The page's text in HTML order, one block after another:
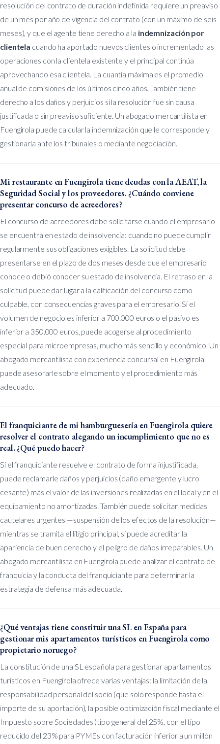
resolución del contrato de duración indefinida requiere un preaviso
de un mes por año de vigencia del contrato (con un máximo de seis
meses), y que el agente tiene derecho a la indemnización por
clientela cuando ha aportado nuevos clientes o incrementado las
operaciones con la clientela existente y el principal continúa
aprovechando esa clientela. La cuantía máxima es el promedio
anual de comisiones de los últimos cinco años. También tiene
derecho a los daños y perjuicios si la resolución fue sin causa
justificada o sin preaviso suficiente. Un abogado mercantilista en
Fuengirola puede calcular la indemnización que le corresponde y
gestionarla ante los tribunales o mediante negociación.
Mi restaurante en Fuengirola tiene deudas con la AEAT, la
Seguridad Social y los proveedores. ¿Cuándo conviene
presentar concurso de acreedores?
El concurso de acreedores debe solicitarse cuando el empresario
se encuentra en estado de insolvencia: cuando no puede cumplir
regularmente sus obligaciones exigibles. La solicitud debe
presentarse en el plazo de dos meses desde que el empresario
conoce o debió conocer su estado de insolvencia. El retraso en la
solicitud puede dar lugar a la calificación del concurso como
culpable, con consecuencias graves para el empresario. Si el
volumen de negocio es inferior a 700.000 euros o el pasivo es
inferior a 350.000 euros, puede acogerse al procedimiento
especial para microempresas, mucho más sencillo y económico. Un
abogado mercantilista con experiencia concursal en Fuengirola
puede asesorarle sobre el momento y el procedimiento más
adecuado.
El franquiciante de mi hamburguesería en Fuengirola quiere
resolver el contrato alegando un incumplimiento que no es
real. ¿Qué puedo hacer?
Si el franquiciante resuelve el contrato de forma injustificada,
puede reclamarle daños y perjuicios (daño emergente y lucro
cesante) más el valor de las inversiones realizadas en el local y en el
equipamiento no amortizadas. También puede solicitar medidas
cautelares urgentes —suspensión de los efectos de la resolución—
mientras se tramita el litigio principal, si puede acreditar la
apariencia de buen derecho y el peligro de daños irreparables. Un
abogado mercantilista en Fuengirola puede analizar el contrato de
franquicia y la conducta del franquiciante para determinar la
estrategia de defensa más adecuada.
¿Qué ventajas tiene constituir una SL en España para
gestionar mis apartamentos turísticos en Fuengirola como
propietario noruego?
La constitución de una SL española para gestionar apartamentos
turísticos en Fuengirola ofrece varias ventajas: la limitación de la
responsabilidad personal del socio (que solo responde hasta el
importe de su aportación), la posible optimización fiscal mediante el
Impuesto sobre Sociedades (tipo general del 25%, con el tipo
reducido del 23% para PYMEs con facturación inferior a un millón